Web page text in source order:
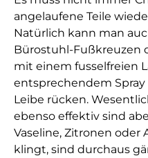
angelaufene Teile
Natürlich kann man
Bürostuhl-Fußkreuzen
mit einem fusselfreien
entsprechendem
Leibe rücken.
ebenso effektiv sind
Vaseline, Zitronen oder
klingt, sind durchaus